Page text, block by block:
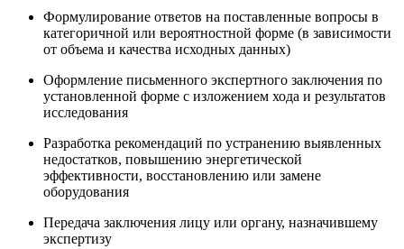
Формулирование ответов на поставленные вопросы в
категоричной или вероятностной форме (в зависимости
от объема и качества исходных данных)
Оформление письменного экспертного заключения по
установленной форме с изложением хода и результатов
исследования
Разработка рекомендаций по устранению выявленных
недостатков, повышению энергетической
эффективности, восстановлению или замене
оборудования
Передача заключения лицу или органу, назначившему
экспертизу